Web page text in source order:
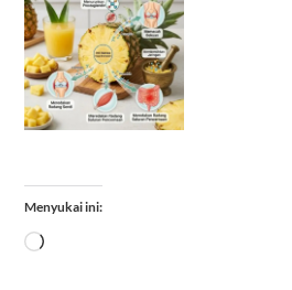
Menyukai ini:
Memuat...